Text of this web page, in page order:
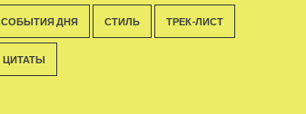
СОБЫТИЯ ДНЯ СТИЛЬ ТРЕК-ЛИСТ
ЦИТАТЫ